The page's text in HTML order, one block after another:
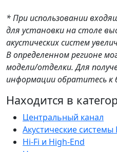
* При использовании
для установки на столе
акустических систем
В определенном регионе
модели/отделки. Для
информации обратитесь к
Находится в
Центральный канал
Акустические системы
Hi-Fi и High-End